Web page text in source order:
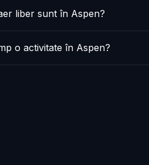
liber sunt în Aspen?
o activitate în Aspen?